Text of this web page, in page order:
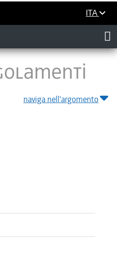
ITA
naviga nell'argomento